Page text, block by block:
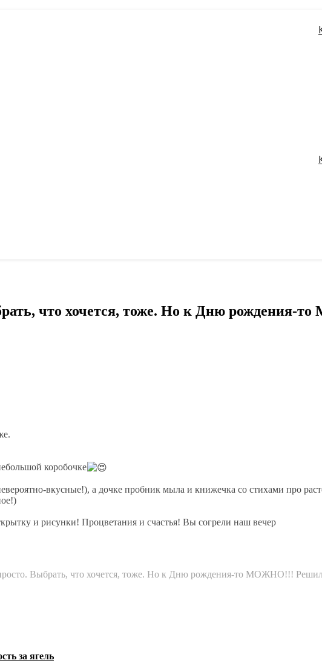
что хочется, тоже. Но к Дню
коробочке
вкусные!), а дочке пробник мыла и книжечка со стихами про
и рисунки! Процветания и счастья! Вы согрели наш вечер
Выбрать, что хочется, тоже. Но к Дню рождения-то МОЖНО!!!
за ягель